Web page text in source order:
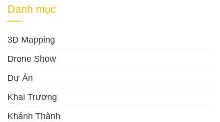
Danh mục
3D Mapping
Drone Show
Dự Án
Khai Trương
Khánh Thành